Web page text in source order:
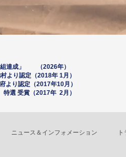
組達成」 （2026年）
より認定（2018年 1月）
より認定（2017年10月）
選 受賞（2017年 2月）
ニュース＆インフォメーション